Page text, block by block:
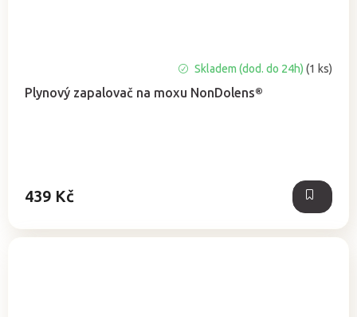
Plynový zapalovač na moxu NonDolens®
Skladem (dod. do 24h) (1 ks)
439 Kč